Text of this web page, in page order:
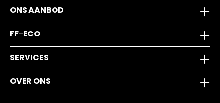
ONS AANBOD
FF-ECO
SERVICES
OVER ONS